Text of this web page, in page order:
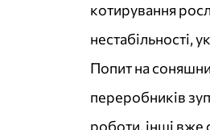
котирування
нестабільності,
Попит на
переробників
роботи, інші вже